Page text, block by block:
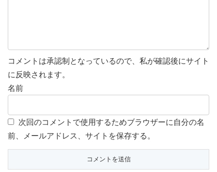
コメントは承認制となっているので、私が確認後にサイト
に反映されます。
名前
次回のコメントで使用するためブラウザーに自分の名
前、メールアドレス、サイトを保存する。